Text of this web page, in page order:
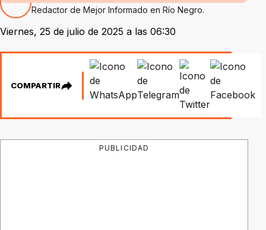
Redactor de Mejor Informado en Río Negro.
Viernes, 25 de julio de 2025 a las 06:30
COMPARTIR
PUBLICIDAD